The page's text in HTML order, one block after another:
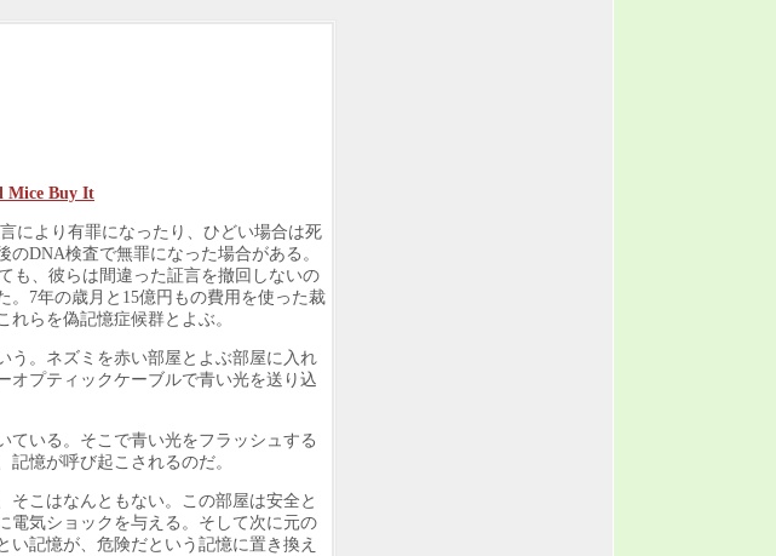
Mice Buy It
により有罪になったり、ひどい場合は死
DNA検査で無罪になった場合がある。
も、彼らは間違った証言を撤回しないの
。7年の歳月と15億円もの費用を使った裁
らを偽記憶症候群とよぶ。
う。ネズミを赤い部屋とよぶ部屋に入れ
オプティックケーブルで青い光を送り込
ている。そこで青い光をフラッシュする
憶が呼び起こされるのだ。
こはなんともない。この部屋は安全と
電気ショックを与える。そして次に元の
記憶が、危険だという記憶に置き換え